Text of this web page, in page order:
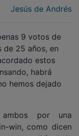
estos
habrá
hemos dejado
por una
como diría Luis
las heridas, de